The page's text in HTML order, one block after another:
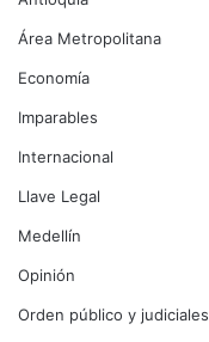
Área Metropolitana
Economía
Imparables
Internacional
Llave Legal
Medellín
Opinión
Orden público y judiciales